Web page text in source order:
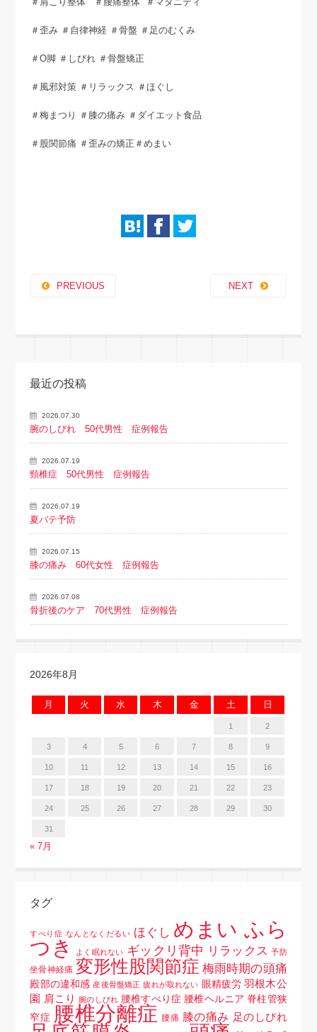
＃歪み ＃自律神経 ＃骨盤 ＃足のむくみ
＃O脚 ＃しびれ ＃骨盤矯正
＃風邪対策 ＃リラックス ＃ほぐし
＃梅まつり ＃膝の痛み ＃ダイエット食品
＃股関節痛 ＃歪みの矯正＃めまい
PREVIOUS NEXT
最近の投稿
2026.07.30
腕のしびれ 50代男性 症例報告
2026.07.19
頸椎症 50代男性 症例報告
2026.07.19
夏バテ予防
2026.07.15
膝の痛み 60代女性 症例報告
2026.07.08
骨折後のケア 70代男性 症例報告
2026年8月
月 火 水 木 金 土 日
1 2
3 4 5 6 7 8 9
10 11 12 13 14 15 16
17 18 19 20 21 22 23
24 25 26 27 28 29 30
31
« 7月
タグ
すべり症 なんとなくだるい ほぐし めまい ふら
つき
よく眠れない ギックリ背中 リラックス 予防
坐骨神経痛 変形性股関節症 梅雨時期の頭痛
殿部の違和感 産後骨盤矯正 疲れが取れない 眼精疲労 羽根木公
園 肩こり 腕のしびれ 腰椎すべり症 腰椎ヘルニア 脊柱管狭
窄症 腰椎分離症 腰痛 膝の痛み 足のしびれ